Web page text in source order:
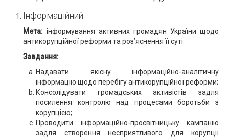
Інформаційний
Мета: інформування активних громадян України щодо
антикорупційної реформи та роз’яснення її суті
Завдання:
Надавати якісну інформаційно-аналітичну
інформацію щодо перебігу антикорупційної реформи;
Консолідувати громадських активістів задля
посилення контролю над процесами боротьби з
корупцією;
Проводити інформаційно-просвітницьку кампанію
задля створення несприятливого для корупції